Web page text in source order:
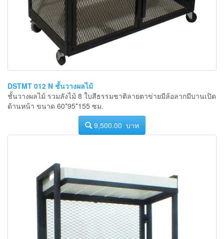
DSTMT 012 N ชั้นวางผลไม้
ชั้นวางผลไม้ รวมลังไม้ 8 ใบสีธรรมชาติลายตาข่ายมีล้อลากมีบานเปิด
ด้านหน้า ขนาด 60*95*155 ซม.
9,500.00 บาท